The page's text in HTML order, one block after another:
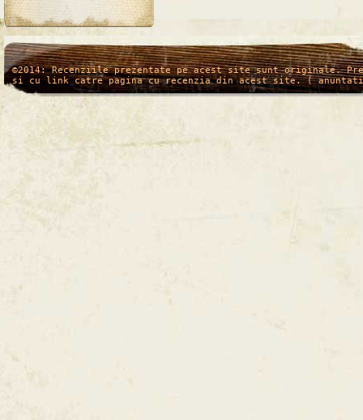
/* */
©2014: Recenziile prezentate pe acest site sunt originale.
si cu link catre pagina cu recenzia din acest site. (